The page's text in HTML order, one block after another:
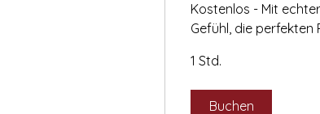
Kostenlos - Mit
Gefühl, die perfekten
1 Std.
Buchen